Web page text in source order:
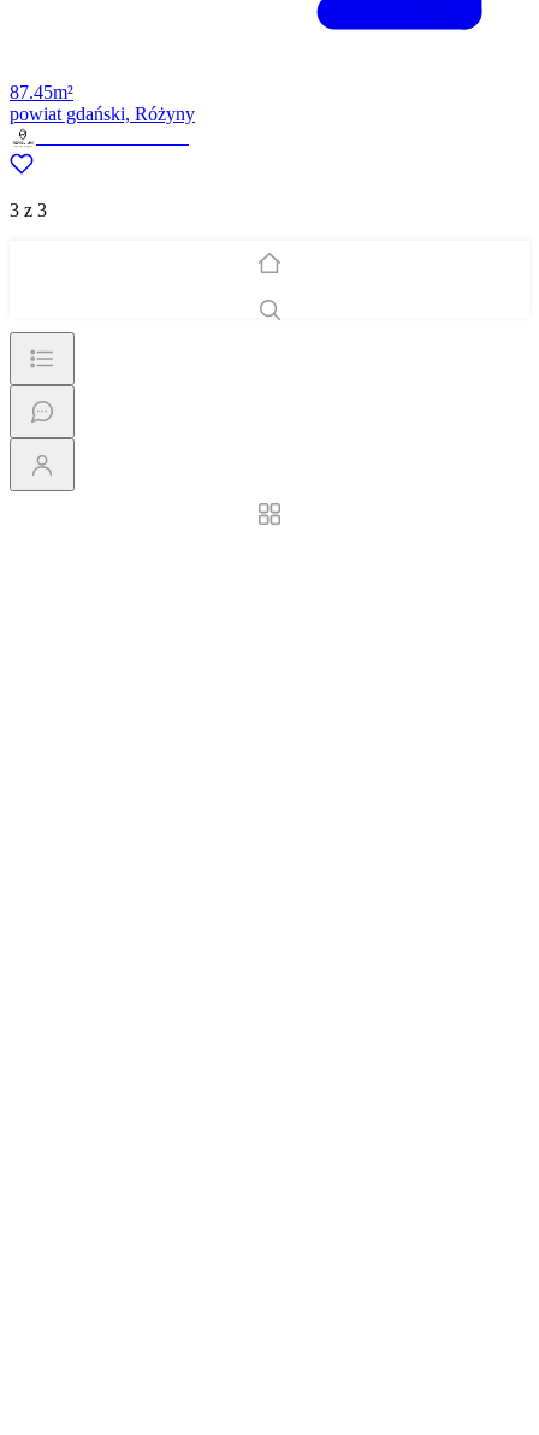
87.45m²
powiat gdański, Różyny
3 z 3